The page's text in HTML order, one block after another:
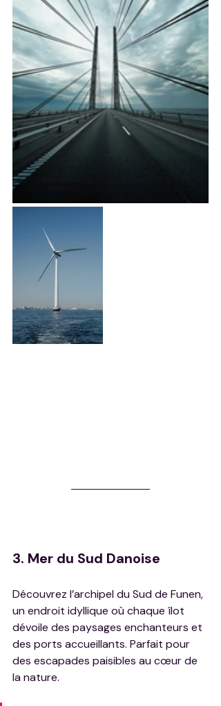
3. Mer du Sud Danoise
Découvrez l’archipel du Sud de Funen,
un endroit idyllique où chaque îlot
dévoile des paysages enchanteurs et
des ports accueillants. Parfait pour
des escapades paisibles au cœur de
la nature.